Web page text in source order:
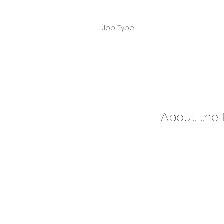
Job Type
About the